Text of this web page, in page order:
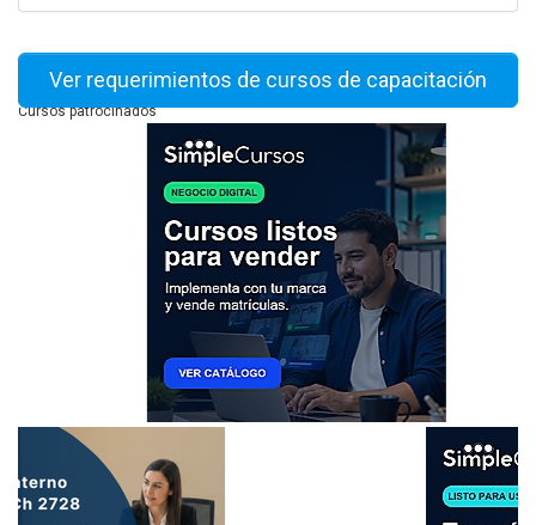
Ver requerimientos de cursos de capacitación
Cursos patrocinados